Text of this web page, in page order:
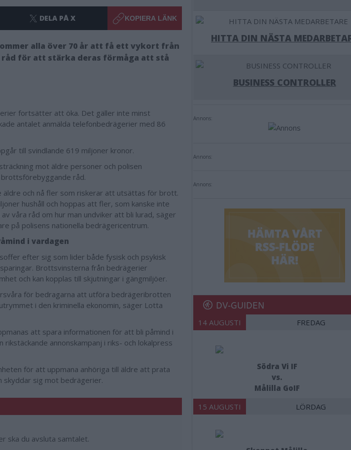
DELA PÅ X KOPIERA LÄNK
alla över 70 år att få ett vykort från
för att stärka deras förmåga att stå
fortsätter att öka. Det gäller inte minst
antalet anmälda telefonbedrägerier med 86
till svindlande 619 miljoner kronor.
mot äldre personer och polisen
råd.
äldre och nå fler som riskerar att utsättas för brott.
hushåll och hoppas att fler, som kanske inte
våra råd om hur man undviker att bli lurad, säger
på polisens nationella bedrägericentrum.
i vardagen
efter sig som lider både fysisk och psykisk
Brottsvinsterna från bedrägerier
och kan kopplas till skjutningar i gängmiljöer.
för bedragarna att utföra bedrägeribrotten
i den kriminella ekonomin, säger Lotta
att spara informationen för att bli påmind i
annonskampanj i riks- och lokalpress
för att uppmana anhöriga till äldre att prata
skyddar sig mot bedrägerier.
ska du avsluta samtalet.
HITTA DIN NÄSTA
BUSINESS CONTROLLER
Annons:
Annons:
Annons:
DV-GUIDEN
14 AUGUSTI FREDAG
Södra Vi IF
vs.
Målilla GoIF
15 AUGUSTI LÖRDAG